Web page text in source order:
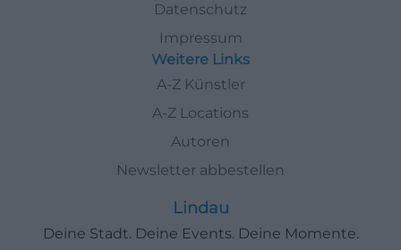
Datenschutz
Impressum
Weitere Links
A-Z Künstler
A-Z Locations
Autoren
Newsletter abbestellen
Lindau
Deine Stadt. Deine Events. Deine Momente.